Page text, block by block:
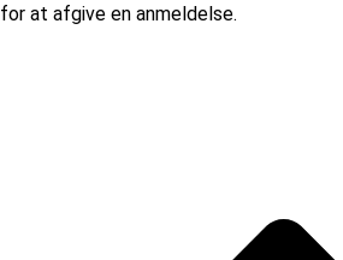
for at afgive en anmeldelse.